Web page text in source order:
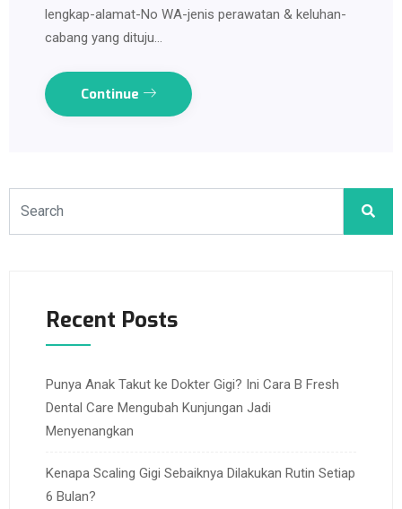
lengkap-alamat-No WA-jenis perawatan & keluhan-
cabang yang dituju…
Continue
Recent Posts
Punya Anak Takut ke Dokter Gigi? Ini Cara B Fresh
Dental Care Mengubah Kunjungan Jadi
Menyenangkan
Kenapa Scaling Gigi Sebaiknya Dilakukan Rutin Setiap
6 Bulan?